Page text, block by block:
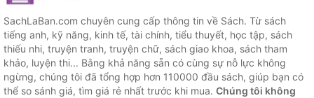
SachLaBan.com chuyên cung cấp thông tin về Sách. Từ sách
tiếng anh, kỹ năng, kinh tế, tài chính, tiểu thuyết, học tập, sách
thiếu nhi, truyện tranh, truyện chữ, sách giao khoa, sách tham
khảo, luyện thi... Bằng khả năng sẵn có cùng sự nỗ lực không
ngừng, chúng tôi đã tổng hợp hơn 110000 đầu sách, giúp bạn có
thể so sánh giá, tìm giá rẻ nhất trước khi mua. Chúng tôi không